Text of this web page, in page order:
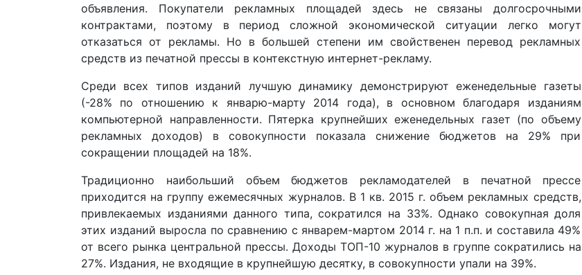
объявления. Покупатели рекламных площадей здесь не связаны долгосрочными
контрактами, поэтому в период сложной экономической ситуации легко могут
отказаться от рекламы. Но в большей степени им свойственен перевод рекламных
средств из печатной прессы в контекстную интернет-рекламу.
Среди всех типов изданий лучшую динамику демонстрируют еженедельные газеты
(-28% по отношению к январю-марту 2014 года), в основном благодаря изданиям
компьютерной направленности. Пятерка крупнейших еженедельных газет (по объему
рекламных доходов) в совокупности показала снижение бюджетов на 29% при
сокращении площадей на 18%.
Традиционно наибольший объем бюджетов рекламодателей в печатной прессе
приходится на группу ежемесячных журналов. В 1 кв. 2015 г. объем рекламных средств,
привлекаемых изданиями данного типа, сократился на 33%. Однако совокупная доля
этих изданий выросла по сравнению с январем-мартом 2014 г. на 1 п.п. и составила 49%
от всего рынка центральной прессы. Доходы ТОП-10 журналов в группе сократились на
27%. Издания, не входящие в крупнейшую десятку, в совокупности упали на 39%.